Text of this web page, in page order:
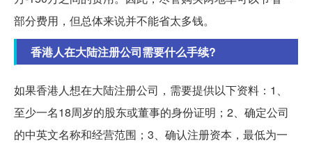
部分费用，但总体来说并不能省太多钱。
香港人在大陆注册公司需要什么手续?
如果香港人想在大陆注册公司，需要提供以下资料：1、
至少一名18周岁的股东或董事的身份证明；2、确定公司
的中英文名称和经营范围；3、确认注册资本，最低为一